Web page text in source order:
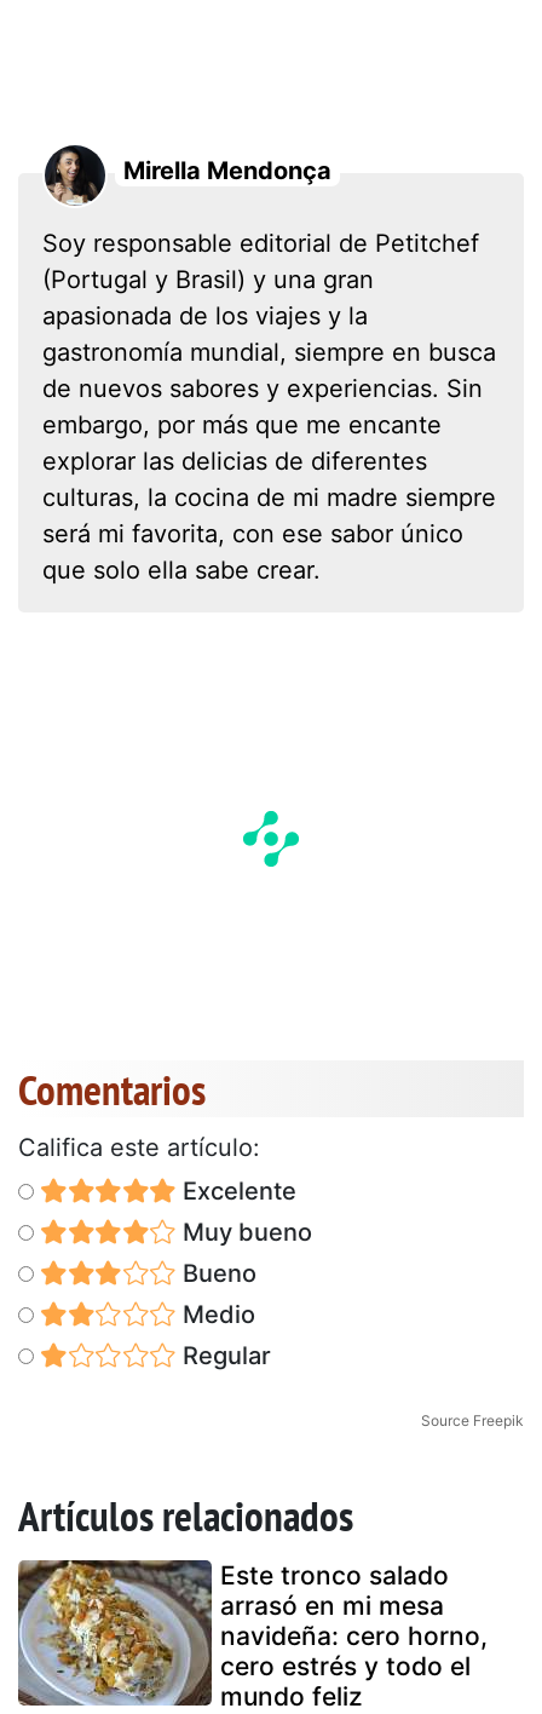
Mirella Mendonça
Soy responsable editorial de Petitchef
(Portugal y Brasil) y una gran
apasionada de los viajes y la
gastronomía mundial, siempre en busca
de nuevos sabores y experiencias. Sin
embargo, por más que me encante
explorar las delicias de diferentes
culturas, la cocina de mi madre siempre
será mi favorita, con ese sabor único
que solo ella sabe crear.
Comentarios
Califica este artículo:
Excelente
Muy bueno
Bueno
Medio
Regular
Source Freepik
Artículos relacionados
Este tronco salado
arrasó en mi mesa
navideña: cero horno,
cero estrés y todo el
mundo feliz